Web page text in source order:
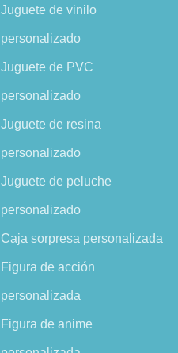
Juguete de vinilo
personalizado
Juguete de PVC
personalizado
Juguete de resina
personalizado
Juguete de peluche
personalizado
Caja sorpresa personalizada
Figura de acción
personalizada
Figura de anime